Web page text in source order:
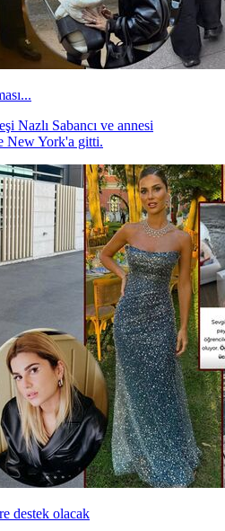
Nazlı Sabancı ve annesi
New York'a gitti.
destek olacak